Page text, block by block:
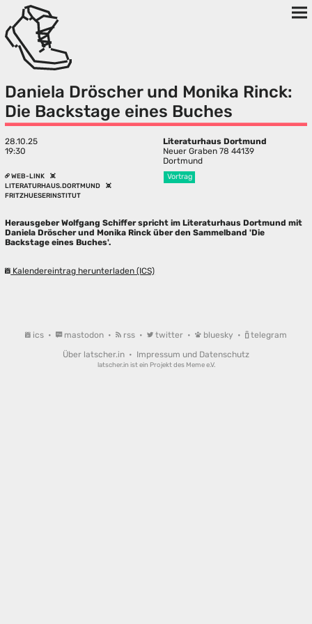
Daniela Dröscher und Monika Rinck:
Die Backstage eines Buches
28.10.25
19:30
Literaturhaus Dortmund
Neuer Graben 78 44139
Dortmund
WEB-LINK
LITERATURHAUS.DORTMUND
FRITZHUESERINSTITUT
Vortrag
Herausgeber Wolfgang Schiffer spricht im Literaturhaus Dortmund mit
Daniela Dröscher und Monika Rinck über den Sammelband 'Die
Backstage eines Buches'.
Kalendereintrag herunterladen (ICS)
ics • mastodon • rss • twitter • bluesky •
telegram
Über latscher.in • Impressum und Datenschutz
latscher.in ist ein Projekt des Meme e.V.